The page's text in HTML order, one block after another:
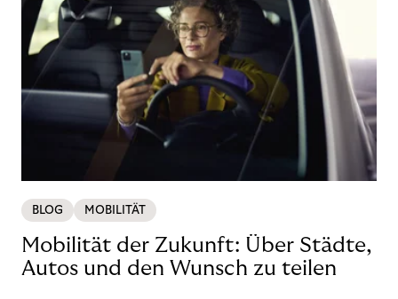
BLOG MOBILITÄT
Mobilität der Zukunft: Über Städte,
Autos und den Wunsch zu teilen